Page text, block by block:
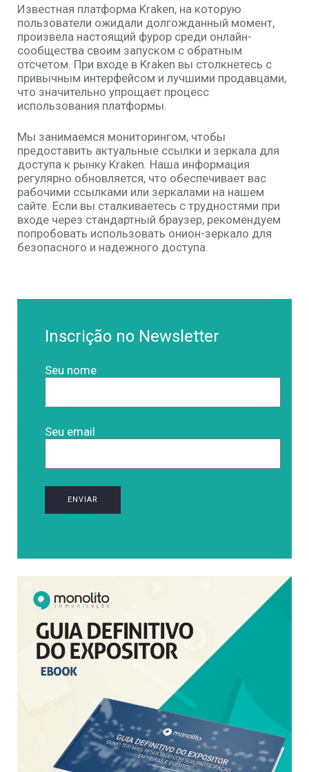
Известная платформа Kraken, на которую
пользователи ожидали долгожданный момент,
произвела настоящий фурор среди онлайн-
сообщества своим запуском с обратным
отсчетом. При входе в Kraken вы столкнетесь с
привычным интерфейсом и лучшими продавцами,
что значительно упрощает процесс
использования платформы.
Мы занимаемся мониторингом, чтобы
предоставить актуальные ссылки и зеркала для
доступа к рынку Kraken. Наша информация
регулярно обновляется, что обеспечивает вас
рабочими ссылками или зеркалами на нашем
сайте. Если вы сталкиваетесь с трудностями при
входе через стандартный браузер, рекомендуем
попробовать использовать онион-зеркало для
безопасного и надежного доступа.
Inscrição no Newsletter
Seu nome
Seu email